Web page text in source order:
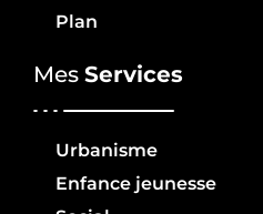
Plan
Mes Services
Urbanisme
Enfance jeunesse